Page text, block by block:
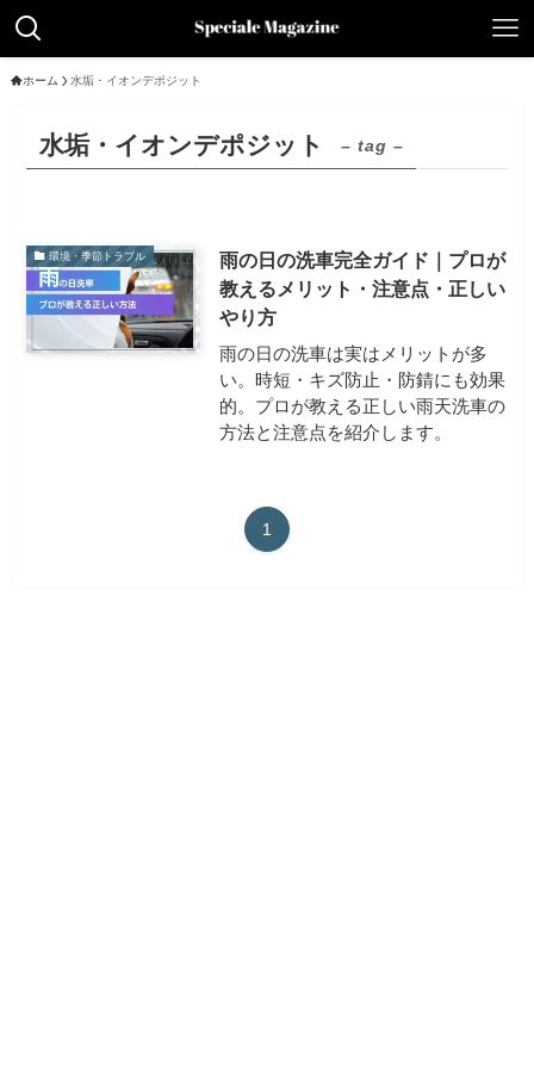
ホーム 水垢・イオンデポジット
水垢・イオンデポジット – tag –
環境・季節トラブル
雨の日の洗車完全ガイド｜プロが
教えるメリット・注意点・正しい
やり方
雨の日の洗車は実はメリットが多
い。時短・キズ防止・防錆にも効果
的。プロが教える正しい雨天洗車の
方法と注意点を紹介します。
1